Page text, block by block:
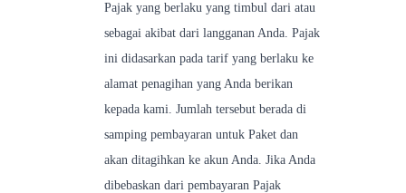
Pajak yang berlaku yang timbul dari atau
sebagai akibat dari langganan Anda. Pajak
ini didasarkan pada tarif yang berlaku ke
alamat penagihan yang Anda berikan
kepada kami. Jumlah tersebut berada di
samping pembayaran untuk Paket dan
akan ditagihkan ke akun Anda. Jika Anda
dibebaskan dari pembayaran Pajak